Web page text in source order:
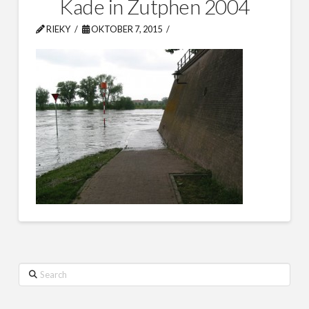
Kade in Zutphen 2004
RIEKY OKTOBER 7, 2015
Search